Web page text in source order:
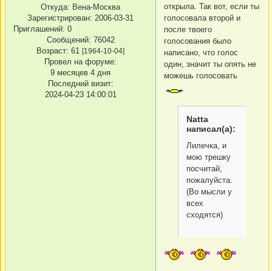
Откуда: Вена-Москва
Зарегистрирован: 2006-03-31
Приглашений: 0
Сообщений: 76042
Возраст: 61 [1964-10-04]
Провел на форуме:
9 месяцев 4 дня
Последний визит:
2024-04-23 14:00:01
открыла. Так вот, если ты
голосовала второй и
после твоего
голосования было
написано, что голос
один, значит ты опять не
можешь голосовать
Natta
написал(а):
Лилечка, и
мою трешку
посчитай,
пожалуйста.
(Во мысли у
всех
сходятся)